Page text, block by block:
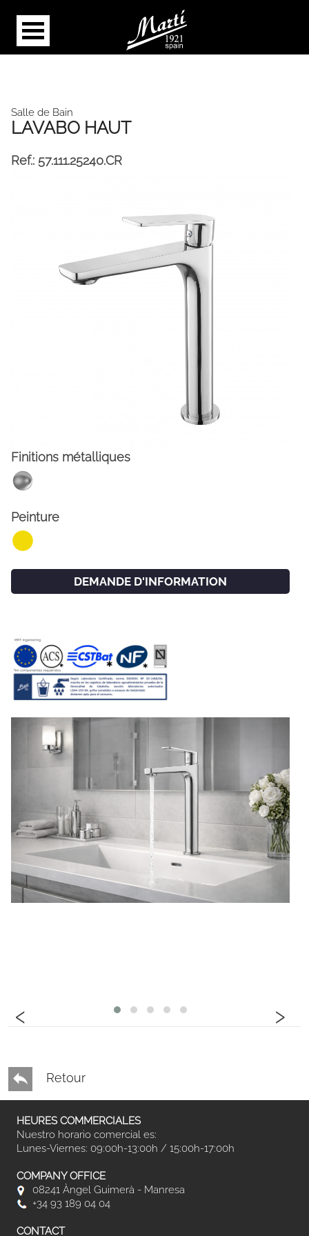
‹ ›
Salle de Bain
LAVABO HAUT
Ref.: 57.111.25240.CR
Finitions métalliques
Peinture
DEMANDE D'INFORMATION
Retour
HEURES COMMERCIALES
Nuestro horario comercial es:
Lunes-Viernes: 09:00h-13:00h / 15:00h-17:00h
COMPANY OFFICE
08241 Àngel Guimerà - Manresa
+34 93 189 04 04
CONTACT